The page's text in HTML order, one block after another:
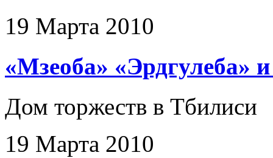
19 Марта 2010
«Мзеоба» «Эрдгулеба»
Дом торжеств в Тбилиси
19 Марта 2010